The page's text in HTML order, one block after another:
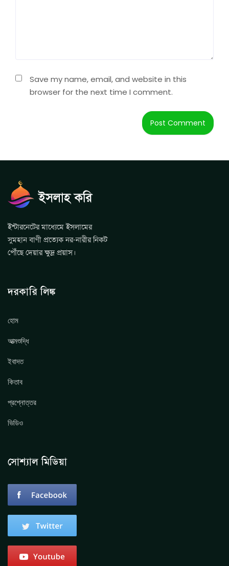
Save my name, email, and website in this
browser for the next time I comment.
ইন্টারনেটের মাধ্যেমে ইসলামের
সুমহান বাণী প্রত্যেক নর-নারীর নিকট
পৌঁছে দেয়ার ক্ষুদ্র প্রয়াস।
দরকারি লিঙ্ক
হোম
আত্মশুদ্ধি
ইবাদত
কিতাব
প্রশ্নোত্তর
ভিডিও
সোশ্যাল মিডিয়া